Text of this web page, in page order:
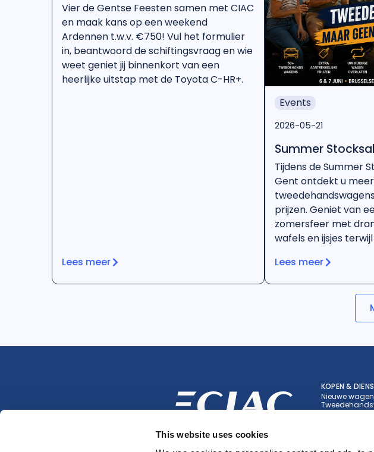
This website uses cookies
Vier de Gentse Feesten samen met CIAC
en maak kans op een weekend
Ardennen t.w.v. €750! Vul het formulier
in, beantwoord de schiftingsvraag en wie
weet geniet jij binnenkort van een
heerlijke uitstap met de Toyota C-HR+.
Lees meer
Events
2026-05-21
Summer
Tijdens de Summer
Gent ontdekt u
prijzen. Geniet van
zomersfeer met
wafels en ijsjes
geen tweede kans.
Lees meer
KOPEN &
Nieuwe
Merken